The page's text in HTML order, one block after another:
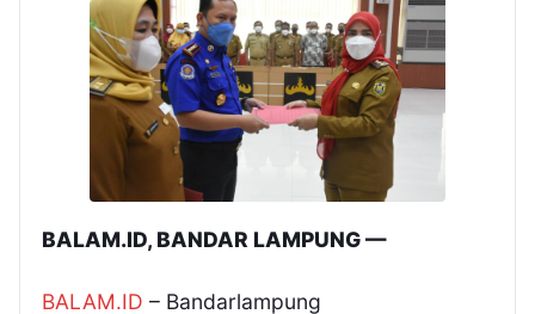
BALAM.ID, BANDAR LAMPUNG —
BALAM.ID – Bandarlampung